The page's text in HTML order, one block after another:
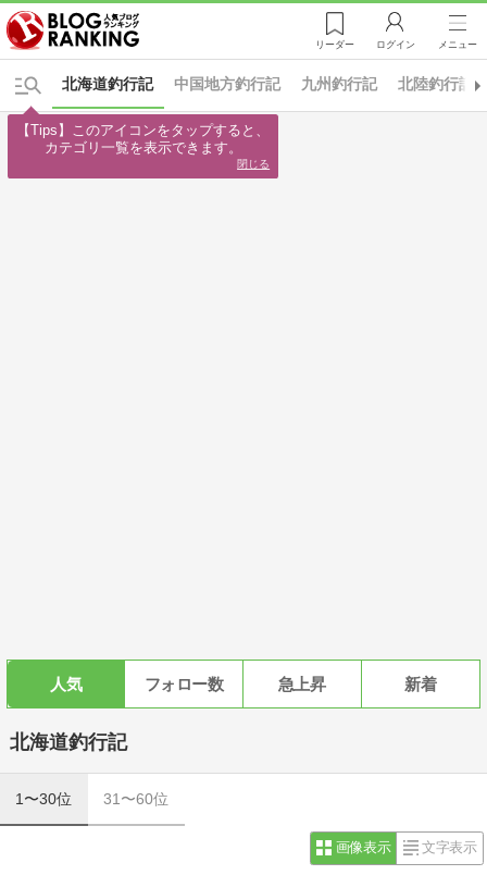
リーダー ログイン メニュー
中国地方釣行記 九州釣行記
北海道釣行記 北陸釣行記
人気 フォロー数 急上昇 新着
北海道釣行記
1〜30位 31〜60位
画像表示 文字表示
【Tips】このアイコンをタップすると、
カテゴリ一覧を表示できます。
閉じる